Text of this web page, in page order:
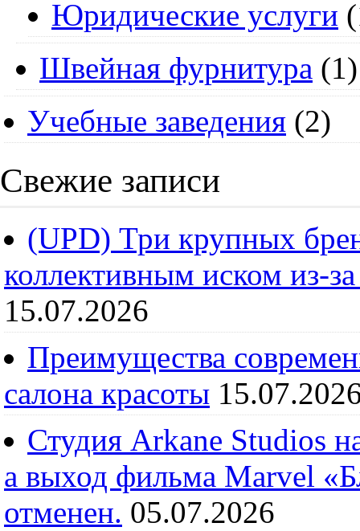
Юридические услуги
Швейная фурнитура (1)
Учебные заведения (2)
Свежие записи
(UPD) Три крупных
коллективным иском из-
15.07.2026
Преимущества
салона красоты
Студия Arkane Studios
а выход фильма Marvel
отменен. 05.07.2026